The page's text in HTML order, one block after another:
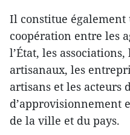
Il constitue
coopération entre les
l’État, les
artisanaux, les
artisans et les acteurs
d’approvisionnement
de la ville et du pays.